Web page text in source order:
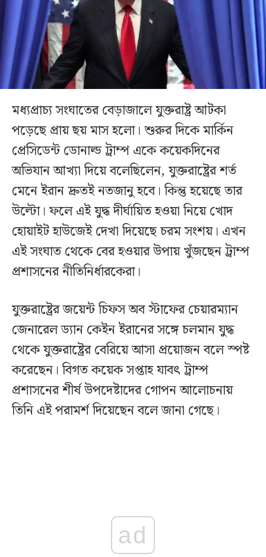
মধ্যপ্রাচ্য সংঘাতের বেড়াজালে যুক্তরাষ্ট্র আটকা
পড়েছে প্রায় ছয় মাস হলো। শুরুর দিকে মার্কিন
প্রেসিডেন্ট ডোনাল্ড ট্রাম্প একে কয়েকদিনের
অভিযান আখ্যা দিয়ে বলেছিলেন, যুক্তরাষ্ট্রের শর্ত
মেনে ইরান দ্রুতই নতজানু হবে। কিন্তু হয়েছে তার
উল্টো। ফলে এই যুদ্ধ দীর্ঘায়িত হওয়া নিয়ে খোদ
হোয়াইট হাউজেই দেখা দিয়েছে চরম সংশয়। এখন
এই সংঘাত থেকে বের হওয়ার উপায় খুঁজছেন ট্রাম্প
প্রশাসনের নীতিনির্ধারকেরা।
যুক্তরাষ্ট্রের জয়েন্ট চিফস অব স্টাফের চেয়ারম্যান
জেনারেল ড্যান কেইন ইরানের সঙ্গে চলমান যুদ্ধ
থেকে যুক্তরাষ্ট্রের বেরিয়ে আসা প্রয়োজন বলে স্পষ্ট
করেছেন। বিগত কয়েক সপ্তাহ যাবৎ ট্রাম্প
প্রশাসনের শীর্ষ উপদেষ্টাদের গোপন আলোচনায়
তিনি এই পরামর্শ দিয়েছেন বলে জানা গেছে।
ad